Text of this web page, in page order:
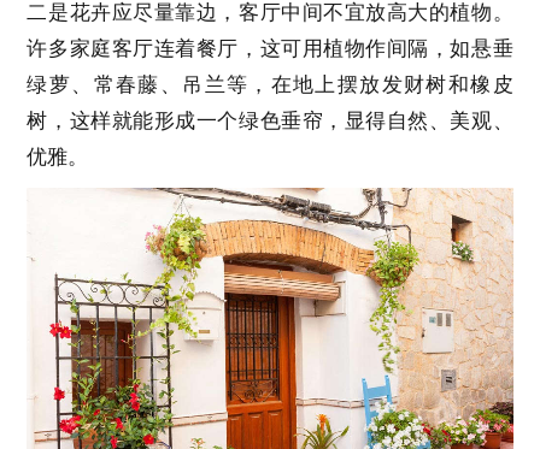
二是花卉应尽量靠边，客厅中间不宜放高大的植物。
许多家庭客厅连着餐厅，这可用植物作间隔，如悬垂
绿萝、常春藤、吊兰等，在地上摆放发财树和橡皮
树，这样就能形成一个绿色垂帘，显得自然、美观、
优雅。